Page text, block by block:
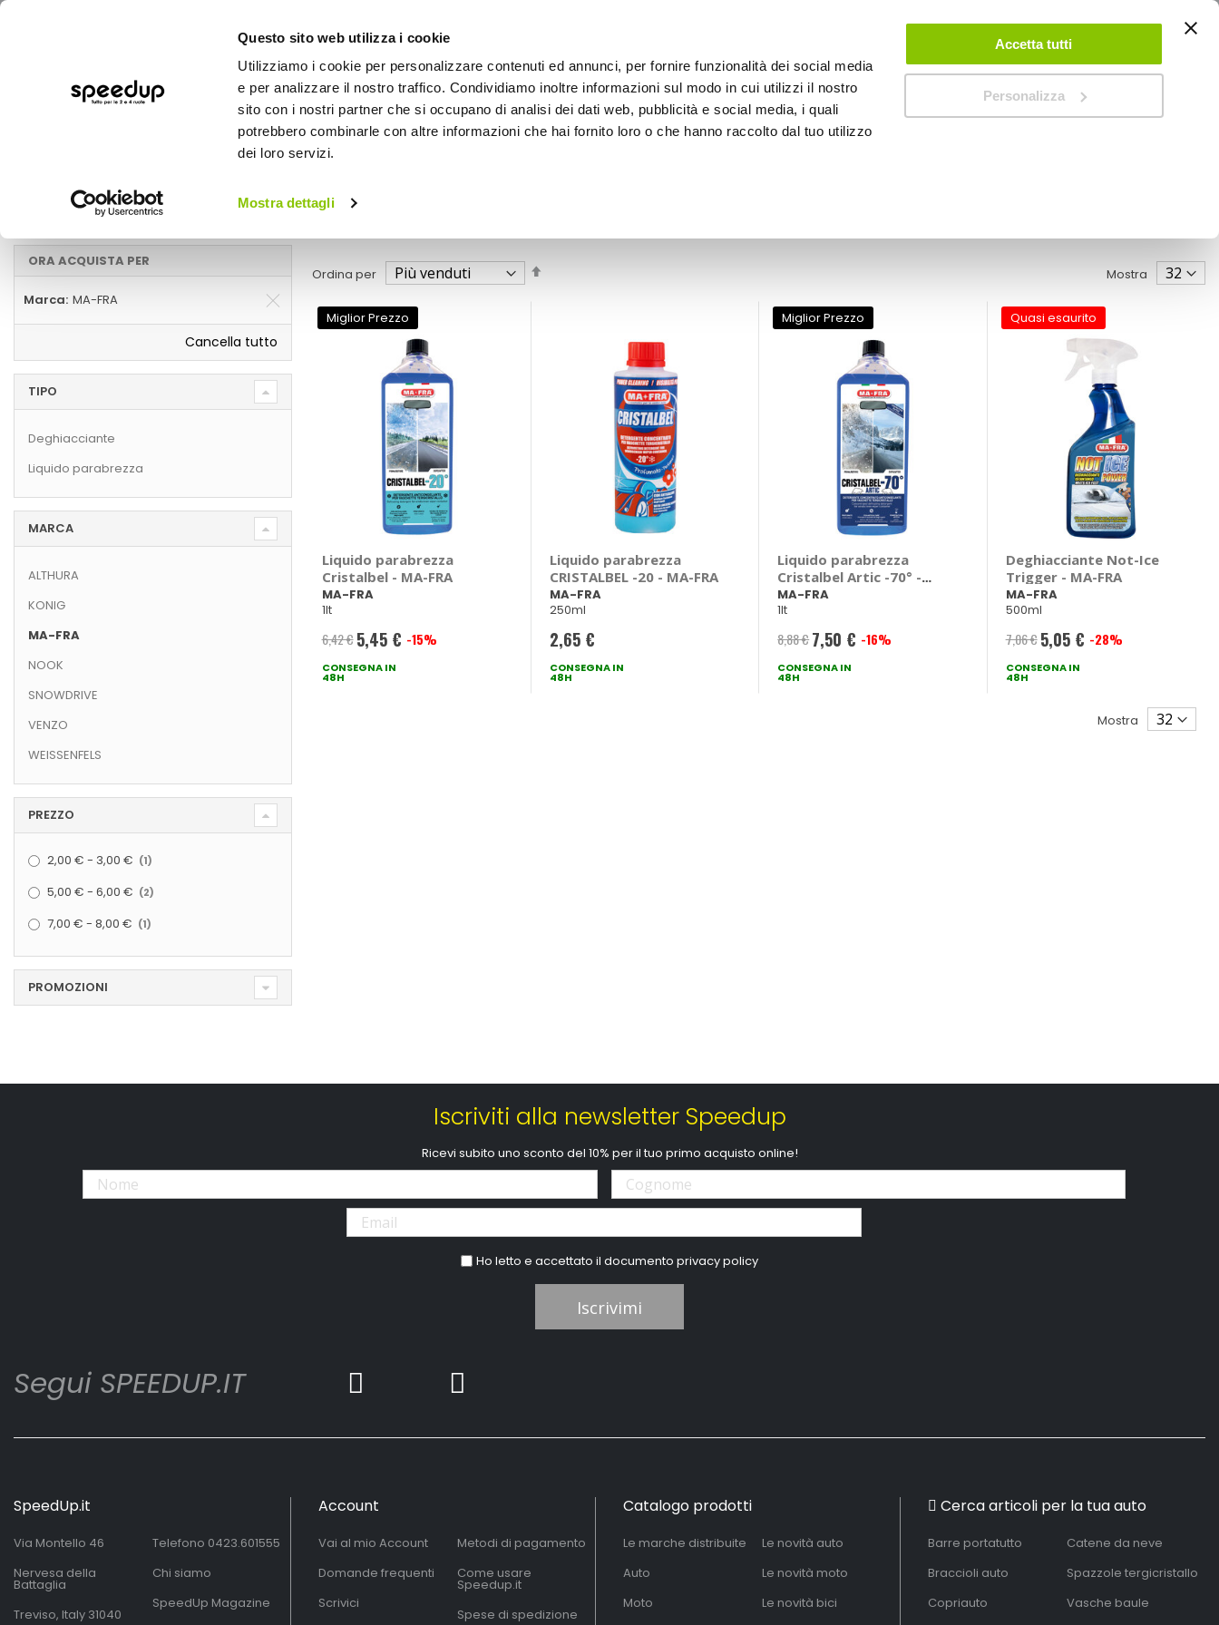
Questo sito web utilizza i cookie
Utilizziamo i cookie per personalizzare contenuti ed annunci, per fornire funzionalità dei social media
e per analizzare il nostro traffico. Condividiamo inoltre informazioni sul modo in cui utilizzi il nostro
sito con i nostri partner che si occupano di analisi dei dati web, pubblicità e social media, i quali
potrebbero combinarle con altre informazioni che hai fornito loro o che hanno raccolto dal tuo utilizzo
dei loro servizi.
Mostra dettagli
Accetta tutti
Personalizza
ACCEDI CREA UN ACCOUNT CONTATTACI
BICI OUTDOOR
Auto Inverno
Inverno MA-FRA
Ordina per Mostra
Miglior Prezzo
Liquido parabrezza
Cristalbel - MA-FRA
MA-FRA
1lt
6,42 € Prezzo
speciale
5,45 € -15%
CONSEGNA IN
48H
Liquido parabrezza
CRISTALBEL -20 - MA-FRA
MA-FRA
250ml
2,65 €
CONSEGNA IN
48H
Miglior Prezzo
Liquido parabrezza
Cristalbel Artic -70° -
MA-FRA
MA-FRA
1lt
8,88 € Prezzo
speciale
7,50 € -16%
CONSEGNA IN
48H
Quasi esaurito
Deghiacciante Not-Ice
Trigger - MA-FRA
MA-FRA
500ml
7,06 € Prezzo
speciale
5,05 € -28%
CONSEGNA IN
48H
Mostra
ORA ACQUISTA PER
Marca MA-FRA
Cancella tutto
TIPO
Deghiacciante
Liquido parabrezza
MARCA
ALTHURA
KONIG
MA-FRA
NOOK
SNOWDRIVE
VENZO
WEISSENFELS
PREZZO
2,00 € - 3,00 € 1
5,00 € - 6,00 € 2
7,00 € - 8,00 € 1
PROMOZIONI
Iscriviti alla newsletter Speedup
Ricevi subito uno sconto del 10% per il tuo primo acquisto online!
Ho letto e accettato il documentoprivacy policy
Iscrivimi
Segui SPEEDUP.IT
SpeedUp.it
Via Montello 46
Nervesa della
Battaglia
Treviso, Italy 31040
Telefono 0423.601555
Chi siamo
SpeedUp Magazine
Account
Vai al mio Account
Domande frequenti
Scrivici
Metodi di pagamento
Come usare
Speedup.it
Spese di spedizione
Catalogo prodotti
Le marche distribuite
Auto
Moto
Le novità auto
Le novità moto
Le novità bici
Cerca articoli per la tua auto
Barre portatutto
Braccioli auto
Copriauto
Catene da neve
Spazzole tergicristallo
Vasche baule